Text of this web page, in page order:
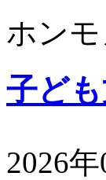
ホン
子ど
2026